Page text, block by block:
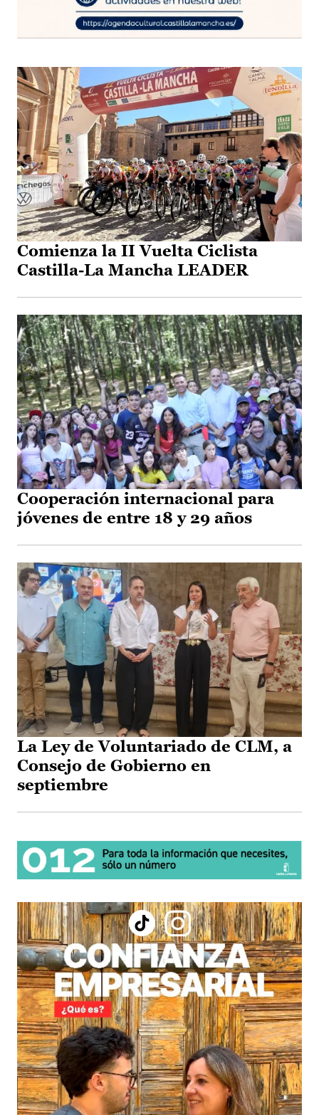
Comienza la II Vuelta Ciclista
Castilla-La Mancha LEADER
Cooperación internacional para
jóvenes de entre 18 y 29 años
La Ley de Voluntariado de CLM, a
Consejo de Gobierno en
septiembre